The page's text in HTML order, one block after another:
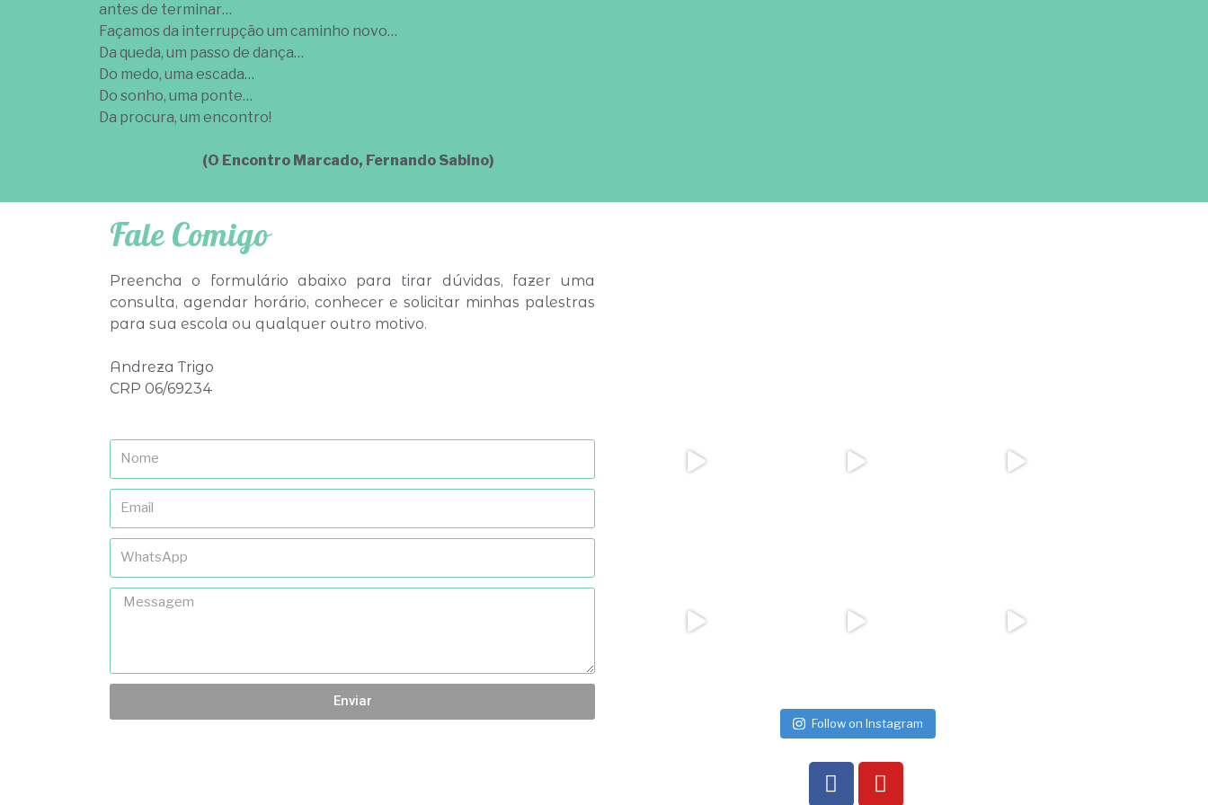
antes de terminar…
Façamos da interrupção um caminho novo…
Da queda, um passo de dança…
Do medo, uma escada…
Do sonho, uma ponte…
Da procura, um encontro!
(O Encontro Marcado, Fernando Sabino)
Fale Comigo
Preencha o formulário abaixo para tirar dúvidas, fazer uma
consulta, agendar horário, conhecer e solicitar minhas palestras
para sua escola ou qualquer outro motivo.
Andreza Trigo
CRP 06/69234
Enviar
Follow on Instagram